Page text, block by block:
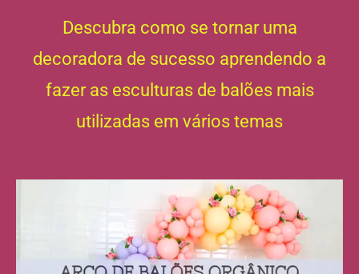
Descubra como se tornar uma
decoradora de sucesso aprendendo a
fazer as esculturas de balões mais
utilizadas em vários temas